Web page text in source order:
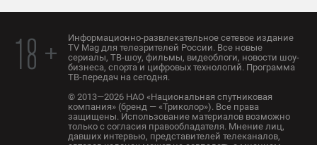
18 +
Информационно-развлекательное сетевое издание
TV Mag для телезрителей России. Все новые
сериалы, ТВ-шоу, фильмы, видеоблоги, новости шоу-
бизнеса, спорта и цифровых технологий. Программа
ТВ-передач на сегодня.
© 2013—2026 НАО «Национальная спутниковая
компания» (бренд — «Триколор»). Все права
защищены. Использование материалов возможно
только с согласия правообладателя. Мнение лиц,
давших интервью, представителей телеканалов,